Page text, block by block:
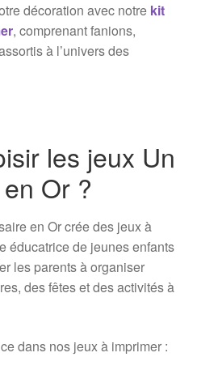
décoration avec notre kit
, comprenant fanions,
à l’univers des
les jeux Un
Or ?
en Or crée des jeux à
éducatrice de jeunes enfants
les parents à organiser
des fêtes et des activités à
dans nos jeux à imprimer :